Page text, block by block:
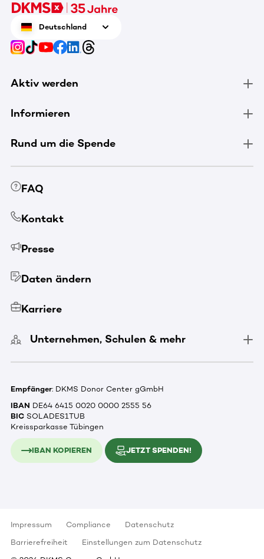
Deutschland
Aktiv werden
Informieren
Rund um die Spende
FAQ
Kontakt
Presse
Daten ändern
Karriere
Unternehmen, Schulen & mehr
Empfänger: DKMS Donor Center gGmbH
IBAN DE64 6415 0020 0000 2555 56
BIC SOLADES1TUB
Kreissparkasse Tübingen
IBAN KOPIEREN JETZT SPENDEN!
Impressum Compliance
Datenschutz
Barrierefreiheit
Einstellungen zum Datenschutz